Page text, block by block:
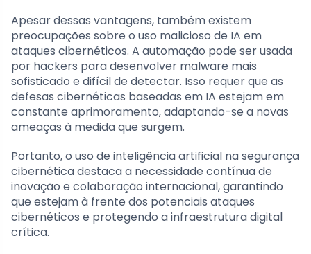
Apesar dessas vantagens, também existem
preocupações sobre o uso malicioso de IA em
ataques cibernéticos. A automação pode ser usada
por hackers para desenvolver malware mais
sofisticado e difícil de detectar. Isso requer que as
defesas cibernéticas baseadas em IA estejam em
constante aprimoramento, adaptando-se a novas
ameaças à medida que surgem.
Portanto, o uso de inteligência artificial na segurança
cibernética destaca a necessidade contínua de
inovação e colaboração internacional, garantindo
que estejam à frente dos potenciais ataques
cibernéticos e protegendo a infraestrutura digital
crítica.